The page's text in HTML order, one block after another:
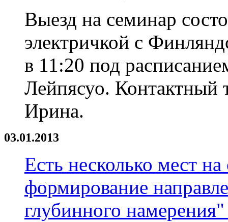
Выезд на семинар
электричкой с
в 11:20 под
Лейпясуо. Контактный
Ирина.
03.01.2013
Есть несколько мест
формирование
глубинного